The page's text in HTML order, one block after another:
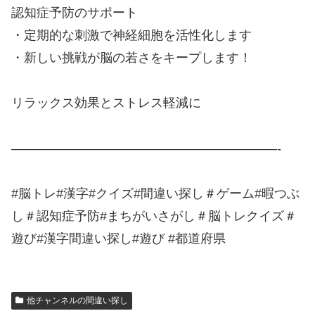
認知症予防のサポート
・定期的な刺激で神経細胞を活性化します
・新しい挑戦が脳の若さをキープします！
リラックス効果とストレス軽減に
—————————————————————-
#脳トレ#漢字#クイズ#間違い探し＃ゲーム#暇つぶ
し＃認知症予防#まちがいさがし＃脳トレクイズ＃
遊び#漢字間違い探し#遊び #都道府県
他チャンネルの間違い探し